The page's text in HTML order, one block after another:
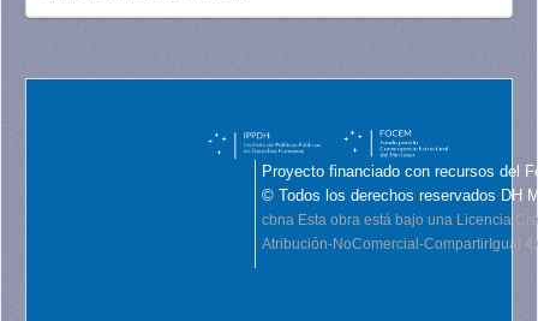
Proyecto financiado con recursos del
© Todos los derechos reservados DH
cbna Esta obra está bajo una Licencia
Atribución-NoComercial-CompartirIgual